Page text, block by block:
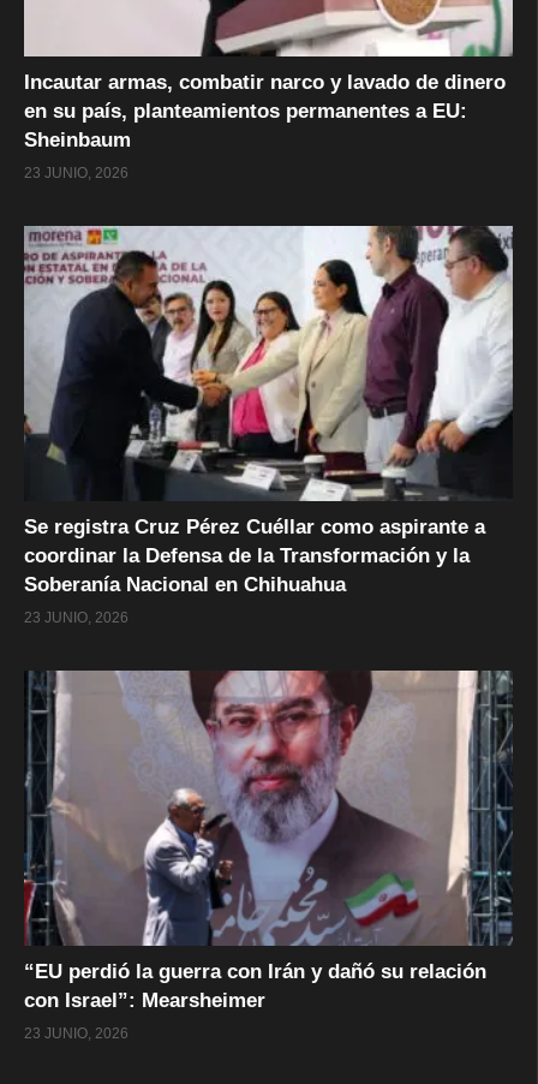
Incautar armas, combatir narco y lavado de dinero
en su país, planteamientos permanentes a EU:
Sheinbaum
23 JUNIO, 2026
Se registra Cruz Pérez Cuéllar como aspirante a
coordinar la Defensa de la Transformación y la
Soberanía Nacional en Chihuahua
23 JUNIO, 2026
“EU perdió la guerra con Irán y dañó su relación
con Israel”: Mearsheimer
23 JUNIO, 2026